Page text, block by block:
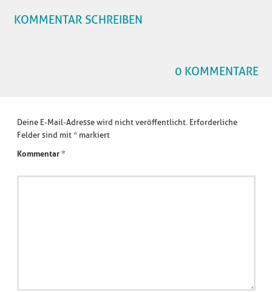
KOMMENTAR SCHREIBEN
0 KOMMENTARE
Deine E-Mail-Adresse wird nicht veröffentlicht. Erforderliche
Felder sind mit *markiert
Kommentar *